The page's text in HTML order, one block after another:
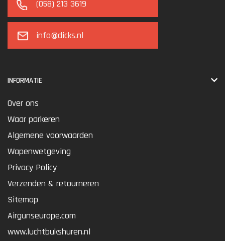
(058) 213 3619
info@dicks.nl
INFORMATIE
Over ons
Waar parkeren
Algemene voorwaarden
Wapenwetgeving
Privacy Policy
Verzenden & retourneren
Sitemap
Airgunseurope.com
www.luchtbukshuren.nl